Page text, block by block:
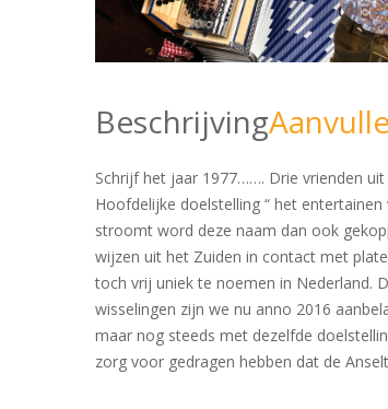
Beschrijving
Schrijf het jaar 1977……. Drie vrienden
Hoofdelijke doelstelling “ het
stroomt word deze naam dan ook
wijzen uit het Zuiden in contact met
toch vrij uniek te noemen in Nederland.
wisselingen zijn we nu anno 2016
maar nog steeds met dezelfde
zorg voor gedragen hebben dat de